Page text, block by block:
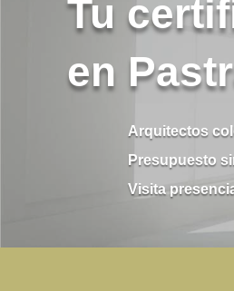
Tu
en
Arquitectos
Presupuesto
Visita